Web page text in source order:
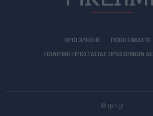
ΟΡΟΙ ΧΡΗΣΗΣ
ΠΟΙΟΊ ΕΊΜΑΣΤΕ
ΠΟΛΙΤΙΚΗ ΠΡΟΣΤΑΣΙΑΣ ΠΡΟΣΩΠΙΚΩΝ
© rpn.gr